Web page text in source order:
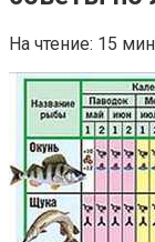
На чтение: 15 мин